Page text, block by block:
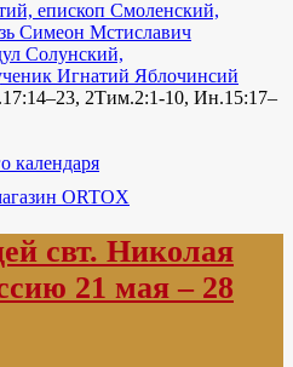
епископ Смоленский,
Симеон Мстиславич
Солунский,
Игнатий Яблочинсий
2Тим.2:1-10, Ин.15:17–
календаря
свт. Николая
21 мая – 28